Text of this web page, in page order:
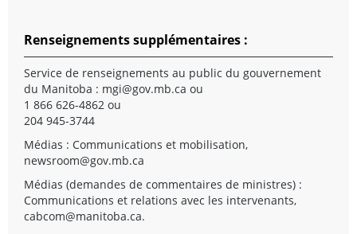
Renseignements supplémentaires :
Service de renseignements au public du gouvernement
du Manitoba : mgi@gov.mb.ca ou
1 866 626-4862 ou
204 945-3744
Médias : Communications et mobilisation,
newsroom@gov.mb.ca
Médias (demandes de commentaires de ministres) :
Communications et relations avec les intervenants,
cabcom@manitoba.ca.